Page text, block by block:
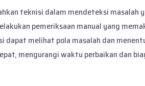
teknisi dalam mendeteksi masalah
pemeriksaan manual yang
dapat melihat pola masalah dan
mengurangi waktu perbaikan dan